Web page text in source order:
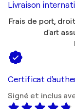
Livraison
Frais de port,
d'art
Certificat
Signé et inclus